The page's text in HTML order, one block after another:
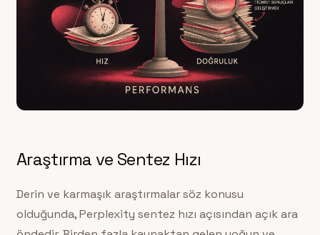
Araştırma ve Sentez Hızı
Derin ve karmaşık araştırmalar söz konusu
olduğunda, Perplexity sentez hızı açısından açık ara